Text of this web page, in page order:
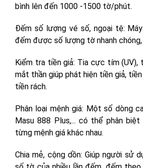
bình lên đến 1000 -1500 tờ/phút.
Đếm số lượng vé số, ngoại tệ:
đếm được số lượng tờ nhanh chóng,
Kiểm tra tiền giả: Tia cực tím (UV),
mắt thần giúp phát hiện tiền giả,
tiền rách.
Phân loại mệnh giá: Một số dòng
Masu 888 Plus,... có thể phân
từng mệnh giá khác nhau.
Chia mẻ, cộng dồn: Giúp người sử